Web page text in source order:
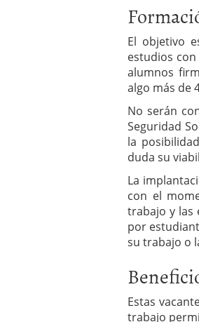
El objetivo
estudios con
alumnos
algo más de
No serán
Seguridad
la
duda su
La
con el
trabajo y las
por
su trabajo o
Estas
trabajo